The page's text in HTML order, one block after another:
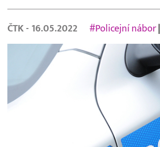
ČTK - 16.05.2022 #Policejní nábor|